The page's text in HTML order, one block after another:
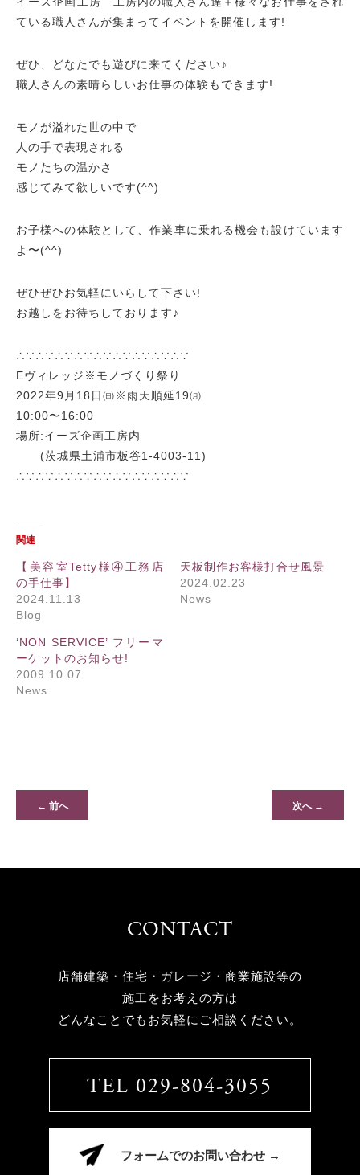
ている職人さんが集まってイベントを開催します!
ぜひ、どなたでも遊びに来てください♪
職人さんの素晴らしいお仕事の体験もできます!
モノが溢れた世の中で
人の手で表現される
モノたちの温かさ
感じてみて欲しいです(^^)
お子様への体験として、作業車に乗れる機会も設けています
よ〜(^^)
ぜひぜひお気軽にいらして下さい!
お越しをお待ちしております♪
∴∵∴∵∴∵∴∵∴∵∴∵∴∵∴∵∴∵
Eヴィレッジ※モノづくり祭り
2022年9月18日㈰※雨天順延19㈪
10:00〜16:00
場所:イーズ企画工房内
(茨城県土浦市板谷1-4003-11)
∴∵∴∵∴∵∴∵∴∵∴∵∴∵∴∵∴∵
関連
【美容室Tetty様④工務店
の手仕事】
2024.11.13
Blog
天板制作お客様打合せ風景
2024.02.23
News
‘NON SERVICE’ フリーマ
ーケットのお知らせ!
2009.10.07
News
← 前へ 次へ →
CONTACT
店舗建築・住宅・ガレージ・商業施設等の
施工をお考えの方は
どんなことでもお気軽にご相談ください。
TEL 029-804-3055
フォームでのお問い合わせ →